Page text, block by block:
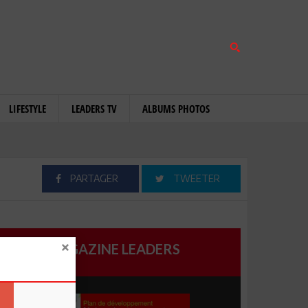
LIFESTYLE LEADERS TV ALBUMS PHOTOS
PARTAGER TWEETER
MAGAZINE LEADERS